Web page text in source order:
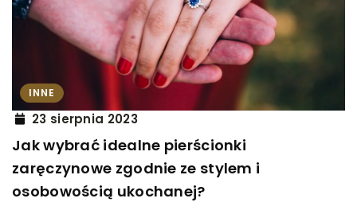
INNE
23 sierpnia 2023
Jak wybrać idealne pierścionki
zaręczynowe zgodnie ze stylem i
osobowością ukochanej?